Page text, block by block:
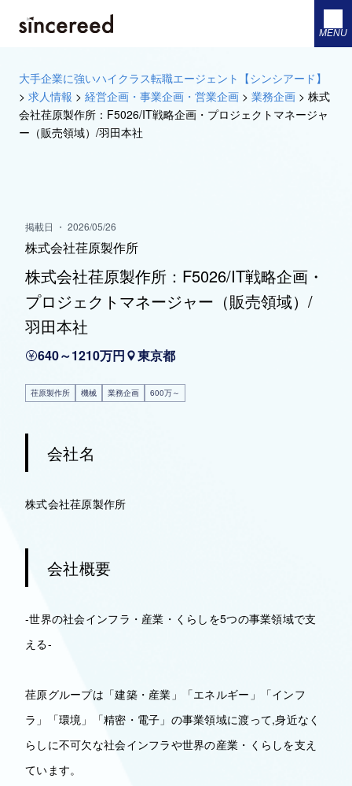
MENU
大手企業に強いハイクラス転職エージェント【シンシアード】
> 求人情報 > 経営企画・事業企画・営業企画 > 業務企画 > 株式
会社荏原製作所：F5026/IT戦略企画・プロジェクトマネージャ
ー（販売領域）/羽田本社
掲載日 ・ 2026/05/26
株式会社荏原製作所
株式会社荏原製作所：F5026/IT戦略企画・
プロジェクトマネージャー（販売領域）/
羽田本社
640～1210万円 東京都
荏原製作所 機械 業務企画 600万～
会社名
株式会社荏原製作所
会社概要
-世界の社会インフラ・産業・くらしを5つの事業領域で支
える-
荏原グループは「建築・産業」「エネルギー」「インフ
ラ」「環境」「精密・電子」の事業領域に渡って,身近なく
らしに不可欠な社会インフラや世界の産業・くらしを支え
ています。